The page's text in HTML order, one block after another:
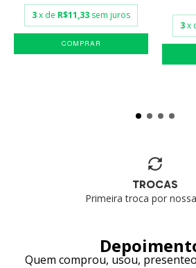
3x de R$11,33 sem juros
3x
TROCAS
Primeira troca por
Quem comprou, usou,